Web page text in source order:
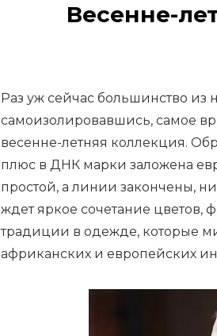
Весенне-
Раз уж сейчас большинство из
самоизолировавшись, самое
весенне-летняя коллекция.
плюс в ДНК марки заложена
простой, а линии закончены,
ждет яркое сочетание цветов,
традиции в одежде, которые
африканских и европейских